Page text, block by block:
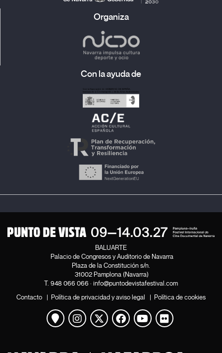
Organiza
Con la ayuda de
BALUARTE
Palacio de Congresos y Auditorio de Navarra
Plaza de la Constitución s/n.
31002 Pamplona (Navarra)
T. 948 066 066 · info@puntodevistafestival.com
Contacto | Política de privacidad y aviso legal | Política de cookies
Ver mapa
Instagram
Twitter
Facebook
Youtube
Flickr